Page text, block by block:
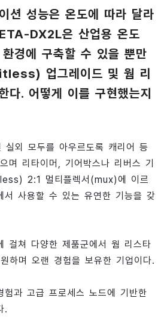
션 성능은 온도에 따라 달라
DX2L은 산업용 온도
경에 구축할 수 있을 뿐만
업그레이드 및 웜 리
다. 어떻게 이를 구현했는지
외 모두를 아우르도록 캐리어 등
며 리타이머, 기어박스나 리버스 기
2:1 멀티플렉서(mux)에 이르
서 사용할 수 있는 유연한 기능을 갖
걸쳐 다양한 제품군에서 웜 리스타
며 오랜 경험을 보유한 기업이다.
험과 고급 프로세스 노드에 기반한
.